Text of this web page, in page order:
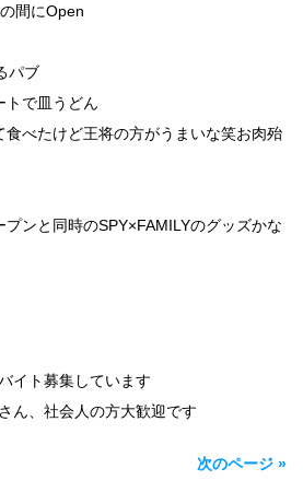
間にOpen
パブ
トで皿うどん
べたけど王将の方がうまいな笑お肉殆
ンと同時のSPY×FAMILYのグッズかな
イト募集しています
ん、社会人の方大歓迎です
次のページ »